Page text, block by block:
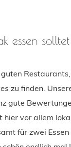
essen solltet
zu finden.
gute
vor allem
für zwei Essen